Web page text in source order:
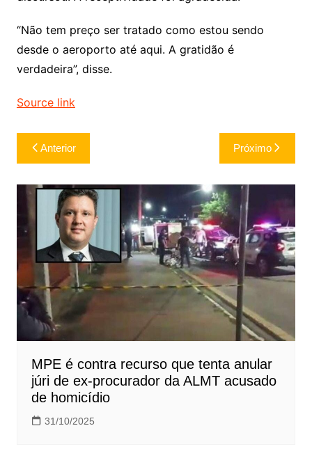
“Não tem preço ser tratado como estou sendo
desde o aeroporto até aqui. A gratidão é
verdadeira”, disse.
Source link
Navegação
de
Post
Anterior Próximo
MPE é contra recurso que tenta anular
júri de ex-procurador da ALMT acusado
de homicídio
31/10/2025